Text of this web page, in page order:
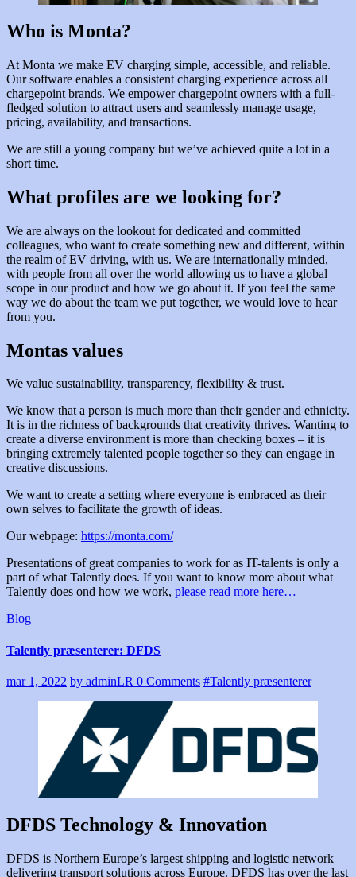
Who is Monta?
At Monta we make EV charging simple, accessible, and reliable.
Our software enables a consistent charging experience across all
chargepoint brands. We empower chargepoint owners with a full-
fledged solution to attract users and seamlessly manage usage,
pricing, availability, and transactions.
We are still a young company but we’ve achieved quite a lot in a
short time.
What profiles are we looking for?
We are always on the lookout for dedicated and committed
colleagues, who want to create something new and different, within
the realm of EV driving, with us. We are internationally minded,
with people from all over the world allowing us to have a global
scope in our product and how we go about it. If you feel the same
way we do about the team we put together, we would love to hear
from you.
Montas values
We value sustainability, transparency, flexibility & trust.
We know that a person is much more than their gender and ethnicity.
It is in the richness of backgrounds that creativity thrives. Wanting to
create a diverse environment is more than checking boxes – it is
bringing extremely talented people together so they can engage in
creative discussions.
We want to create a setting where everyone is embraced as their
own selves to facilitate the growth of ideas.
Our webpage: https://monta.com/
Presentations of great companies to work for as IT-talents is only a
part of what Talently does. If you want to know more about what
Talently does ond how we work, please read more here…
Blog
Talently præsenterer: DFDS
mar 1, 2022 by adminLR 0 Comments #Talently præsenterer
DFDS Technology & Innovation
DFDS is Northern Europe’s largest shipping and logistic network
delivering transport solutions across Europe. DFDS has over the last